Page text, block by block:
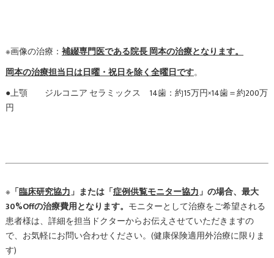
※画像の治療： 補綴専門医である院長 岡本の治療となります。
岡本の治療担当日は日曜・祝日を除く全曜日です。
●上顎 ジルコニア セラミックス 14歯：約15万円×14歯＝約200万
円
※「臨床研究協力」または「症例供覧モニター協力」の場合、最大
30%Offの治療費用となります。 モニターとして治療をご希望される
患者様は、詳細を担当ドクターからお伝えさせていただきますの
で、お気軽にお問い合わせください。(健康保険適用外治療に限りま
す)